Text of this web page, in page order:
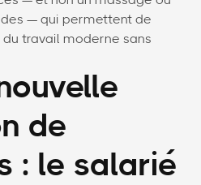
— qui permettent de
travail moderne sans
de
: le salarié